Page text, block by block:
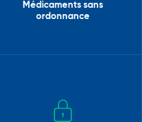
Médicaments sans
ordonnance